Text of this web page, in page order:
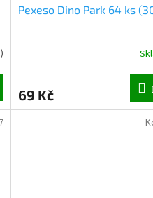
)
Pexeso Dino Park 64 ks
69 Kč